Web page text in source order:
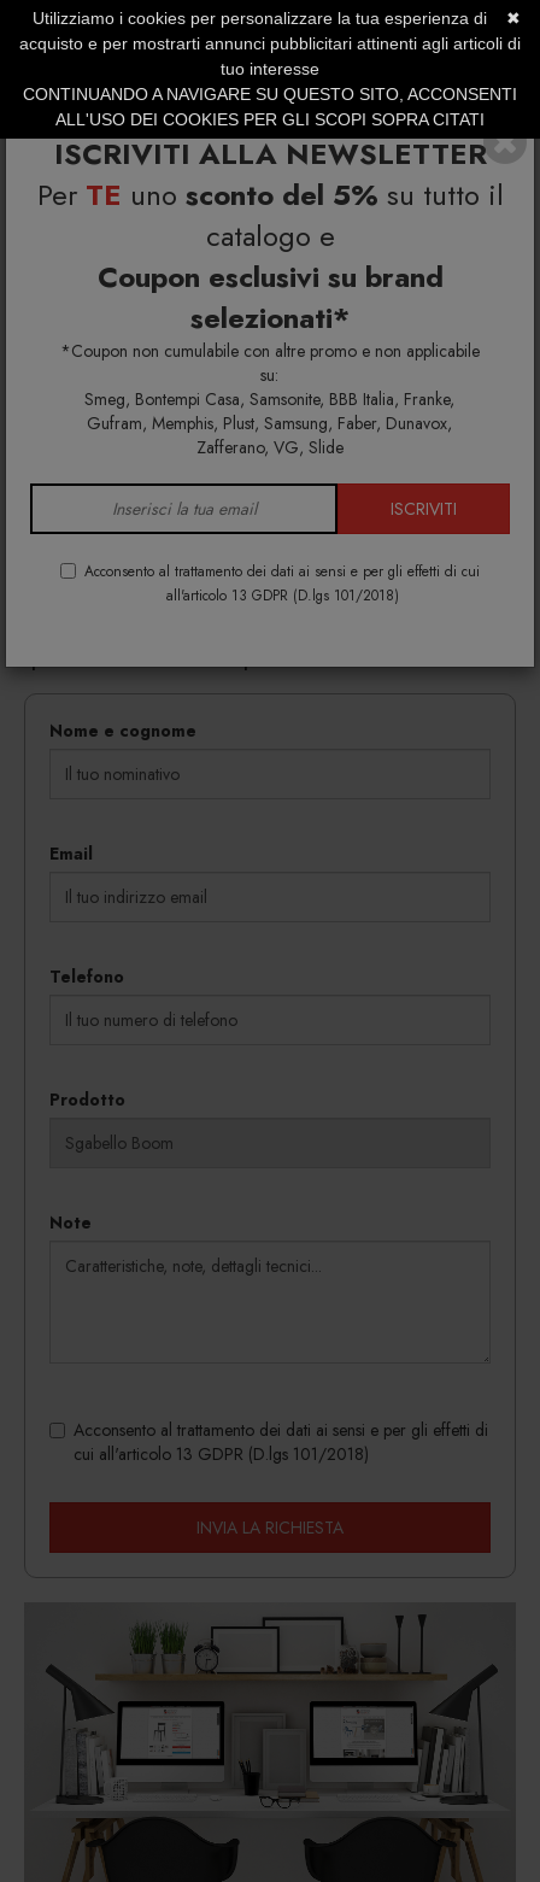
ISCRIVITI ALLA NEWSLETTER
Per TE uno sconto del 5% su tutto il
catalogo e
Coupon esclusivi su brand
selezionati*
*Coupon non cumulabile con altre promo e non applicabile
su:
Smeg, Bontempi Casa, Samsonite, BBB Italia, Franke,
Gufram, Memphis, Plust, Samsung, Faber, Dunavox,
Zafferano, VG, Slide
ISCRIVITI
Acconsento al trattamento dei dati ai sensi e per gli effetti di cui
all'articolo 13 GDPR (D.lgs 101/2018)
SERVIZIO CLIENTI +39.0773.470.562
SUMMER SALES | Fino al 31 Agosto
Richiedi info e un'offerta personalizzata per te
Sgabello Boom
Richiedi maggiori info e la tua
offerta personalizzata per
Sgabello Boom
informazioni su colori, materiali e disponibilità.
Nome e cognome
Email
Telefono
Prodotto
Note
Acconsento al trattamento dei dati ai sensi e per gli effetti di
cui all'articolo 13 GDPR (D.lgs 101/2018)
INVIA LA RICHIESTA
✖
Utilizziamo i cookies per personalizzare la tua esperienza di
acquisto e per mostrarti annunci pubblicitari attinenti agli articoli di
tuo interesse
CONTINUANDO A NAVIGARE SU QUESTO SITO, ACCONSENTI
ALL'USO DEI COOKIES PER GLI SCOPI SOPRA CITATI